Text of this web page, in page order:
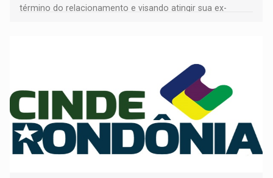
término do relacionamento e visando atingir sua ex-